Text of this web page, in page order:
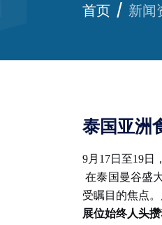
首页 新闻
泰国亚洲
9月17日至19日，
在泰国曼谷盛
受瞩目的焦点。
展位始终人头